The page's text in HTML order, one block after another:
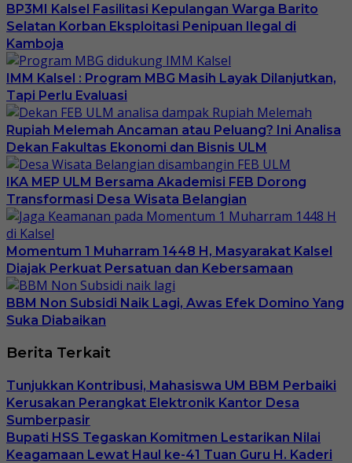
BP3MI Kalsel Fasilitasi Kepulangan Warga Barito
Selatan Korban Eksploitasi Penipuan Ilegal di
Kamboja
IMM Kalsel : Program MBG Masih Layak Dilanjutkan,
Tapi Perlu Evaluasi
Rupiah Melemah Ancaman atau Peluang? Ini Analisa
Dekan Fakultas Ekonomi dan Bisnis ULM
IKA MEP ULM Bersama Akademisi FEB Dorong
Transformasi Desa Wisata Belangian
Momentum 1 Muharram 1448 H, Masyarakat Kalsel
Diajak Perkuat Persatuan dan Kebersamaan
BBM Non Subsidi Naik Lagi, Awas Efek Domino Yang
Suka Diabaikan
Berita Terkait
Tunjukkan Kontribusi, Mahasiswa UM BBM Perbaiki
Kerusakan Perangkat Elektronik Kantor Desa
Sumberpasir
Bupati HSS Tegaskan Komitmen Lestarikan Nilai
Keagamaan Lewat Haul ke-41 Tuan Guru H. Kaderi